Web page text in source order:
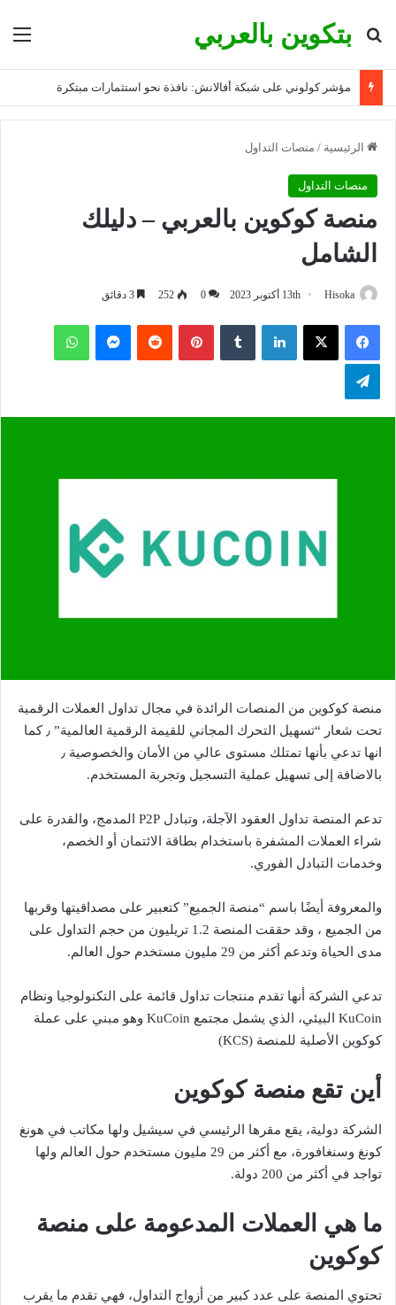
بتكوين بالعربي
بحث عن
مؤشر كولوني على شبكة أفالانش: نافذة نحو استثمارات مبتكرة
الرئيسية / منصات التداول
منصات التداول
منصة كوكوين بالعربي – دليلك
الشامل
Hisoka 13th أكتوبر 2023 0
252
فيسبوك ‫X لينكدإن بينتيريست ماسنجر واتساب
تيلقرام
منصة كوكوين من المنصات الرائدة في مجال تداول العملات الرقمية
تحت شعار “تسهيل التحرك المجاني للقيمة الرقمية العالمية” ٫ كما
انها تدعي بأنها تمتلك مستوى عالي من الأمان والخصوصية ٫
بالاضافة إلى تسهيل عملية التسجيل وتجربة المستخدم.
تدعم المنصة تداول العقود الآجلة، وتبادل P2P المدمج، والقدرة على
شراء العملات المشفرة باستخدام بطاقة الائتمان أو الخصم،
وخدمات التبادل الفوري.
والمعروفة أيضًا باسم “منصة الجميع” كتعبير على مصداقيتها وقربها
من الجميع ، وقد حققت المنصة 1.2 تريليون من حجم التداول على
مدى الحياة وتدعم أكثر من 29 مليون مستخدم حول العالم.
تدعي الشركة أنها تقدم منتجات تداول قائمة على التكنولوجيا ونظام
KuCoin البيئي، الذي يشمل مجتمع KuCoin وهو مبني على عملة
كوكوين الأصلية للمنصة (KCS)
أين تقع منصة كوكوين
الشركة دولية، يقع مقرها الرئيسي في سيشيل ولها مكاتب في هونغ
كونغ وسنغافورة، مع أكثر من 29 مليون مستخدم حول العالم ولها
تواجد في أكثر من 200 دولة.
ما هي العملات المدعومة على منصة
كوكوين
تحتوي المنصة على عدد كبير من أزواج التداول، فهي تقدم ما يقرب